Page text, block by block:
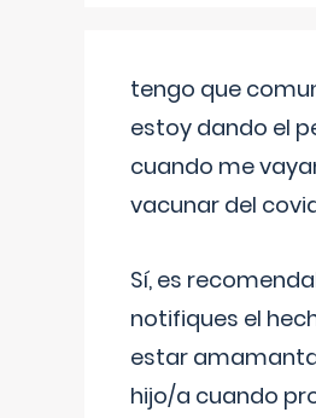
tengo que
estoy dando el
cuando me
vacunar del
Sí, es
notifiques el
estar
hijo/a cuando